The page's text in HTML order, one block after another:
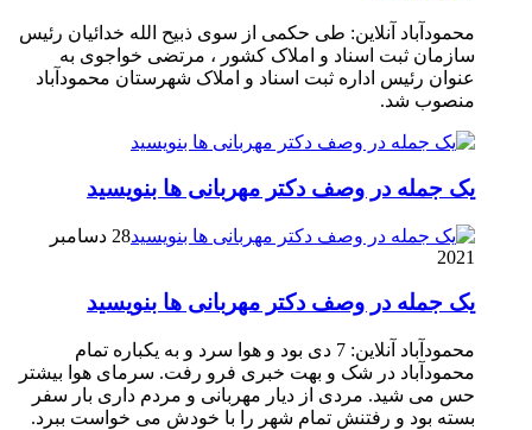
محمودآباد آنلاین: طی حکمی از سوی ذبیح الله خدائیان رئیس
سازمان ثبت اسناد و املاک کشور ، مرتضی خواجوی به
عنوان رئیس اداره ثبت اسناد و املاک شهرستان محمودآباد
منصوب شد.
یک جمله در وصف دکتر مهربانی ها بنویسید
28 دسامبر
2021
یک جمله در وصف دکتر مهربانی ها بنویسید
محمودآباد آنلاین: 7 دی بود و هوا سرد و به یکباره تمام
محمودآباد در شک و بهت خبری فرو رفت. سرمای هوا بیشتر
حس می شید. مردی از دیار مهربانی و مردم داری بار سفر
بسته بود و رفتنش تمام شهر را با خودش می خواست ببرد.